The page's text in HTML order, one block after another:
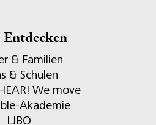
& Familien
& Schulen
We move
Akademie
LJBO